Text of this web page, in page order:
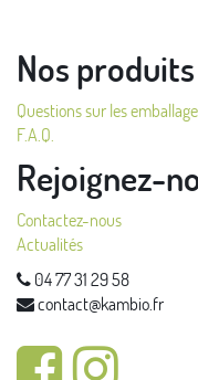
Nos
Questions sur les
F.A.Q.
Rejoignez-
Contactez-nous
Actualités
04 77 31 29 58
contact@kambio.fr